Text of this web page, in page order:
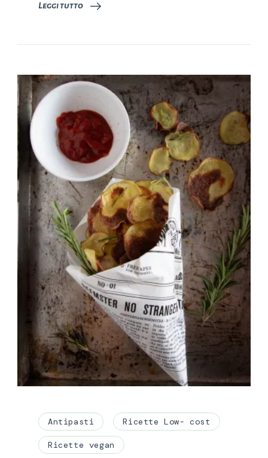
Leggi tutto
Antipasti Ricette Low- cost
Ricette vegan